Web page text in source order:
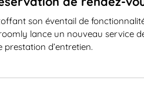
son éventail de
lance un nouveau service
prestation d’entretien.